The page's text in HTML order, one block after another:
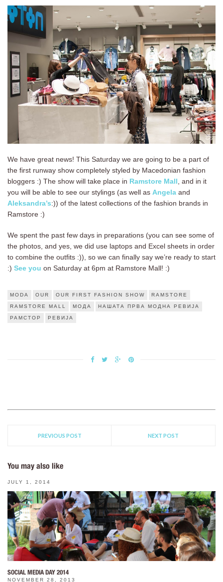
We have great news! This Saturday we are going to be a part of
the first runway show completely styled by Macedonian fashion
bloggers :) The show will take place in Ramstore Mall, and in it
you will be able to see our stylings (as well as Angela and
Aleksandra’s:)) of the latest collections of the fashion brands in
Ramstore :)
We spent the past few days in preparations (you can see some of
the photos, and yes, we did use laptops and Excel sheets in order
to combine the outfits :)), so we can finally say we’re ready to start
:) See you on Saturday at 6pm at Ramstore Mall! :)
MODA OUR OUR FIRST FASHION SHOW RAMSTORE
RAMSTORE MALL МОДА НАШАТА ПРВА МОДНА РЕВИЈА
РАМСТОР РЕВИЈА
PREVIOUS POST NEXT POST
You may also like
JULY 1, 2014
SOCIAL MEDIA DAY 2014
NOVEMBER 28, 2013